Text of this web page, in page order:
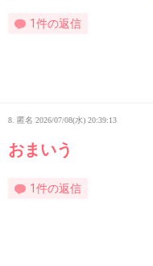
1件の返信
8. 匿名 2026/07/08(水) 20:39:13
おまいう
1件の返信